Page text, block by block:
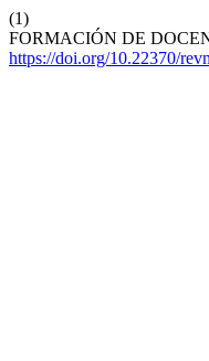
(1)
FORMACIÓN DE
https://doi.org/10.22370/